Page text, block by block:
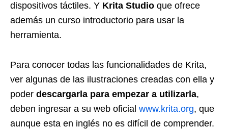
dispositivos táctiles. Y Krita Studio que ofrece
además un curso introductorio para usar la
herramienta.
Para conocer todas las funcionalidades de Krita,
ver algunas de las ilustraciones creadas con ella y
poder descargarla para empezar a utilizarla,
deben ingresar a su web oficial www.krita.org, que
aunque esta en inglés no es difícil de comprender.